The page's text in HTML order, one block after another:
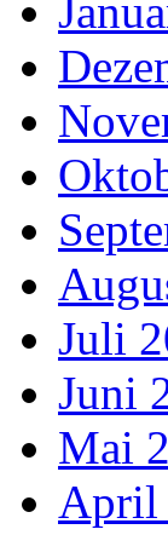
Juli
Juni
Mai
April